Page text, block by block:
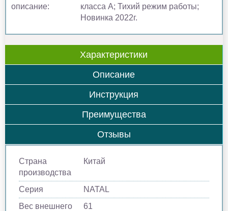
описание:
класса А; Тихий режим работы;
Новинка 2022г.
Характеристики
Описание
Инструкция
Преимущества
Отзывы
Страна
производства
Китай
Серия
NATAL
Вес внешнего
61